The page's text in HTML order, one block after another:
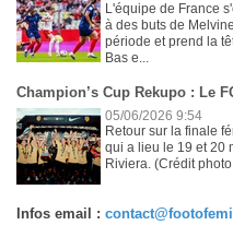
L'équipe de France
à des buts de
période et prend la
Bas e...
Champion’s Cup Rekupo : Le
05/06/2026 9:54
Retour sur la finale
qui a lieu le 19 et 20
Riviera. (Crédit photo
Infos email :